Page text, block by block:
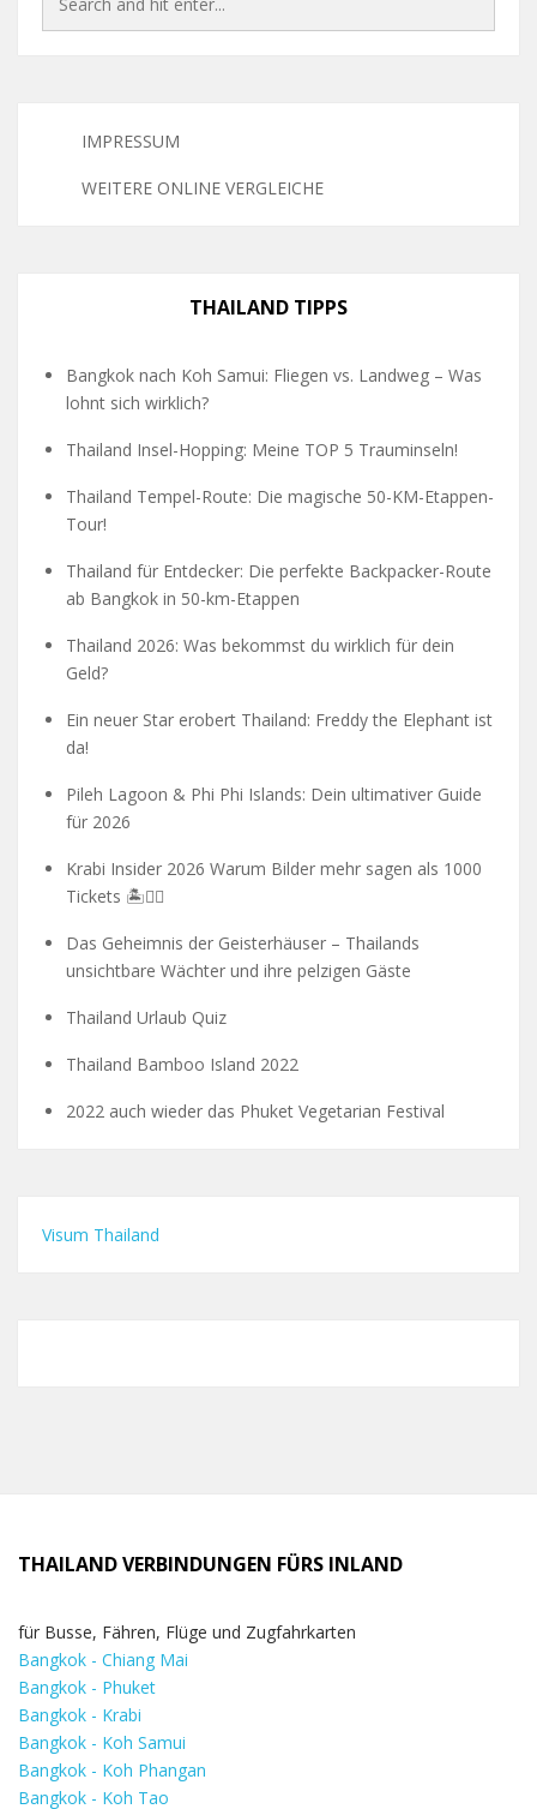
IMPRESSUM
WEITERE ONLINE VERGLEICHE
THAILAND TIPPS
Bangkok nach Koh Samui: Fliegen vs. Landweg – Was
lohnt sich wirklich?
Thailand Insel-Hopping: Meine TOP 5 Trauminseln!
Thailand Tempel-Route: Die magische 50-KM-Etappen-
Tour!
Thailand für Entdecker: Die perfekte Backpacker-Route
ab Bangkok in 50-km-Etappen
Thailand 2026: Was bekommst du wirklich für dein
Geld?
Ein neuer Star erobert Thailand: Freddy the Elephant ist
da!
Pileh Lagoon & Phi Phi Islands: Dein ultimativer Guide
für 2026
Krabi Insider 2026 Warum Bilder mehr sagen als 1000
Tickets 🏝️🧗‍♂️
Das Geheimnis der Geisterhäuser – Thailands
unsichtbare Wächter und ihre pelzigen Gäste
Thailand Urlaub Quiz
Thailand Bamboo Island 2022
2022 auch wieder das Phuket Vegetarian Festival
Visum Thailand
THAILAND VERBINDUNGEN FÜRS INLAND
für Busse, Fähren, Flüge und Zugfahrkarten
Bangkok - Chiang Mai
Bangkok - Phuket
Bangkok - Krabi
Bangkok - Koh Samui
Bangkok - Koh Phangan
Bangkok - Koh Tao